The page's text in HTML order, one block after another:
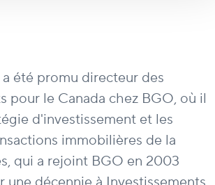
été promu directeur des
pour le Canada chez BGO, où il
d'investissement et les
immobilières de la
qui a rejoint BGO en 2003